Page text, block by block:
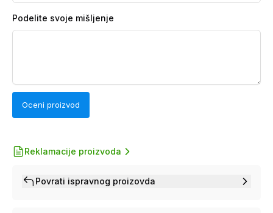
Podelite svoje mišljenje
Oceni proizvod
Reklamacije proizvoda
Povrati ispravnog proizovda